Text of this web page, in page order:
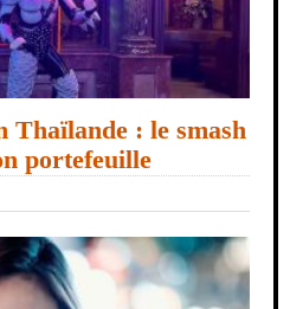
Thaïlande : le smash
portefeuille